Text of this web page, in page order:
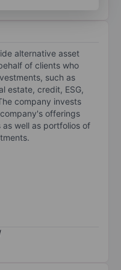
alternative asset
of clients who
such as
estate, credit, ESG,
company invests
offerings
well as portfolios of